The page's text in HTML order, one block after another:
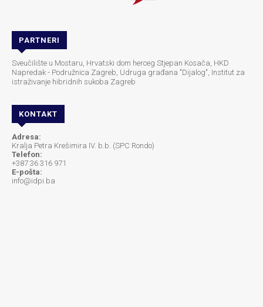
PARTNERI
Sveučilište u Mostaru, Hrvatski dom herceg Stjepan Kosača, HKD
Napredak - Podružnica Zagreb, Udruga građana "Dijalog", Institut za
istraživanje hibridnih sukoba Zagreb
KONTAKT
Adresa:
Kralja Petra Krešimira IV. b.b. (SPC Rondo)
Telefon:
+387 36 316 971
E-pošta:
info@idpi.ba